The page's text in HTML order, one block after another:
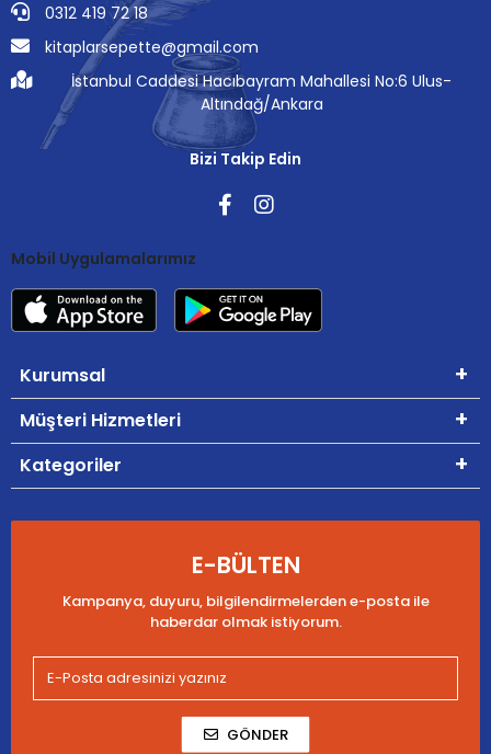
0312 419 72 18
kitaplarsepette@gmail.com
İstanbul Caddesi Hacıbayram Mahallesi No:6 Ulus-
Altındağ/Ankara
Bizi Takip Edin
Mobil Uygulamalarımız
Kurumsal
Müşteri Hizmetleri
Kategoriler
E-BÜLTEN
Kampanya, duyuru, bilgilendirmelerden e-posta ile
haberdar olmak istiyorum.
GÖNDER